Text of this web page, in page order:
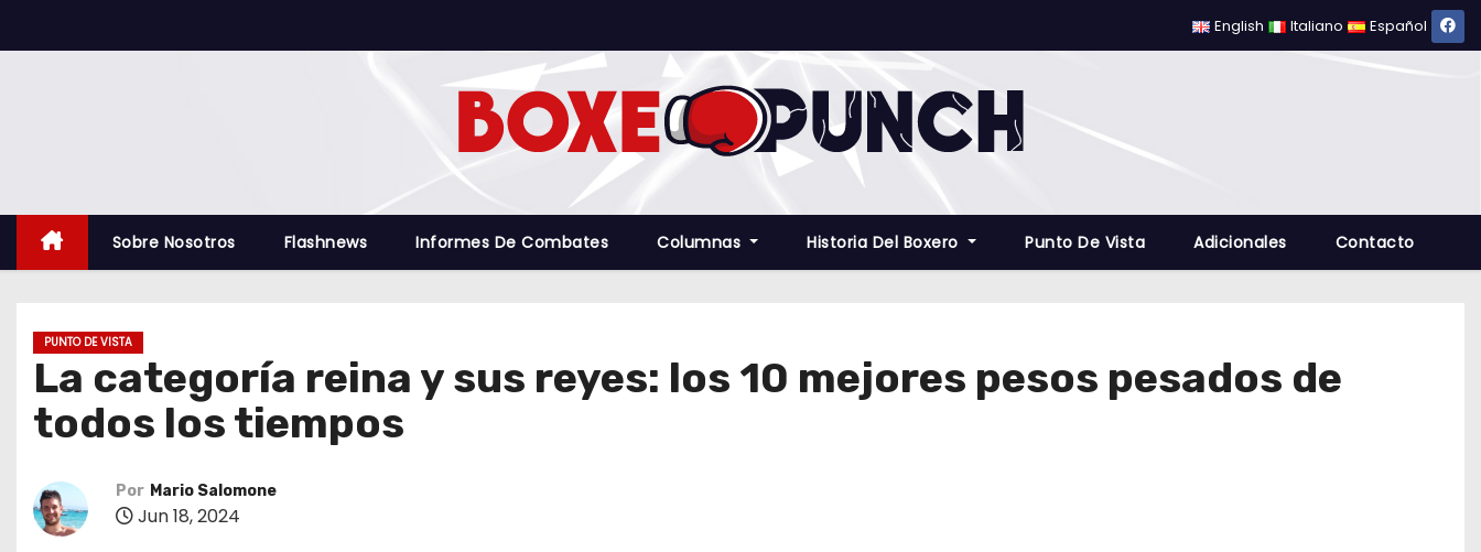
a
English Italiano Español
Sobre Nosotros Flashnews Informes De Combates Columnas Historia Del Boxero Punto De Vista Adicionales Contacto
PUNTO DE VISTA
La categoría reina y sus reyes: los 10 mejores pesos pesados de
todos los tiempos
Por Mario Salomone
Jun 18, 2024